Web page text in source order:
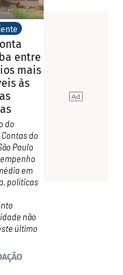
entre
mais
às
do
do
Paulo
em
políticas
não
último